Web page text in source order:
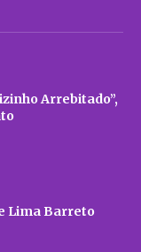
Arrebitado”,
Lima Barreto